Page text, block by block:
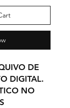
DE
DIGITAL.
NO